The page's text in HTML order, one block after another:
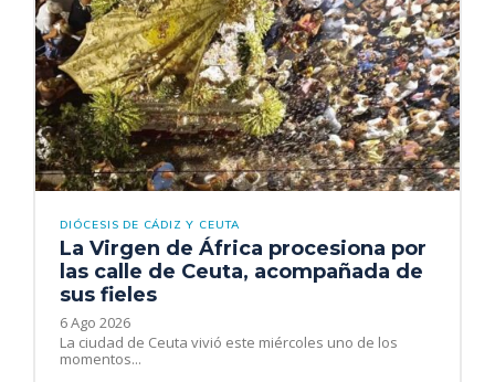
DIÓCESIS DE CÁDIZ Y CEUTA
La Virgen de África procesiona por
las calle de Ceuta, acompañada de
sus fieles
6 Ago 2026
La ciudad de Ceuta vivió este miércoles uno de los
momentos...